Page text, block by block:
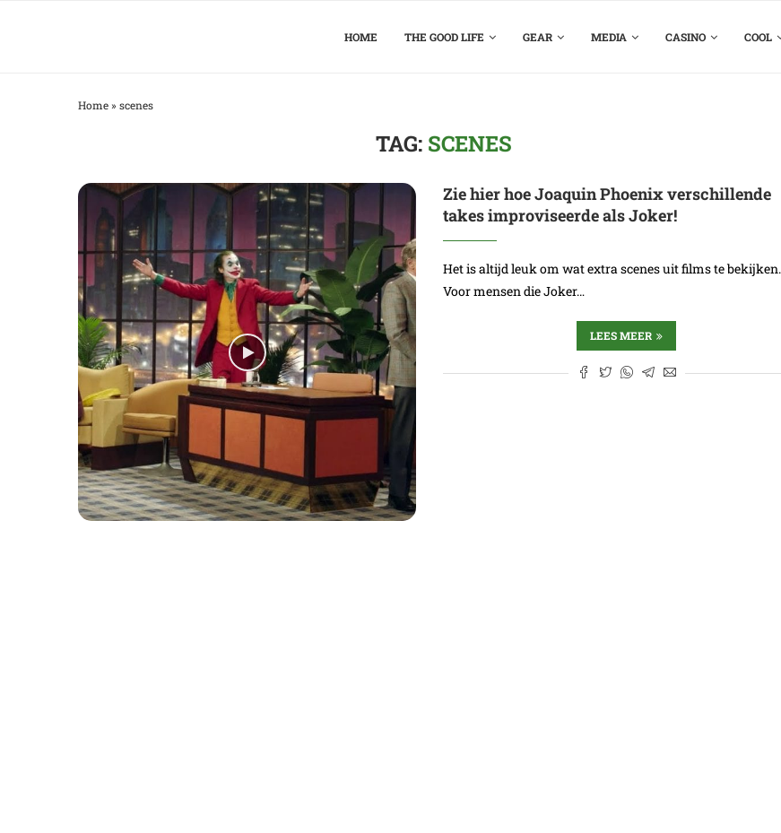
HOME THE GOOD LIFE GEAR MEDIA CASINO COOL
Home» scenes
TAG: SCENES
Zie hier hoe Joaquin Phoenix verschillende
takes improviseerde als Joker!
Het is altijd leuk om wat extra scenes uit films te bekijken.
Voor mensen die Joker…
LEES MEER